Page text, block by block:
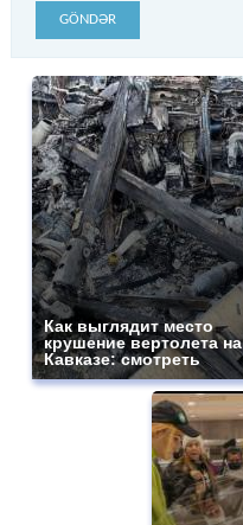
GÖNDƏR
Как выглядит место
крушение вертолета на
Кавказе: смотреть